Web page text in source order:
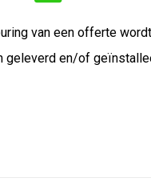
van een offerte
geleverd en/of